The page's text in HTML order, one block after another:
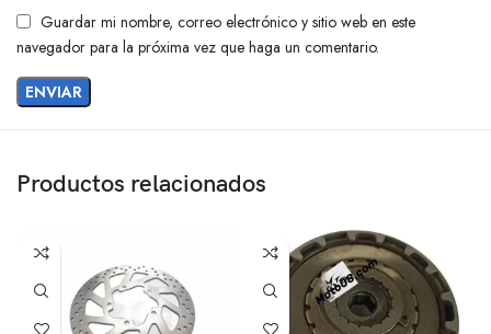
Guardar mi nombre, correo electrónico y sitio web en este
navegador para la próxima vez que haga un comentario.
Productos relacionados